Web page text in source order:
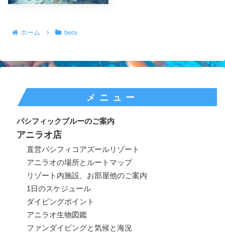
ホーム bera
メニュー
パシフィックブルーのご案内
アニラオ店
直営パシフィコアズールリゾート
アニラオの場所とルートマップ
リゾート内施設、お部屋他のご案内
1日のスケジュール
ダイビングポイント
アニラオ生物図鑑
ファンダイビングと気候と海況